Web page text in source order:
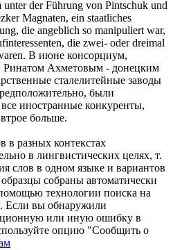
unter der Führung von Pintschuk und
Magnaten, ein staatliches
die angeblich so manipuliert war,
die zwei- oder dreimal
В июне консорциум,
Ринатом Ахметовым - донецким
сталелитейные заводы
были
иностранные конкуренты,
больше.
в разных контекстах
в лингвистических целях, т.
слов в одном языке и вариантов
собраны автоматически
технологии поиска на
Если вы обнаружили
или иную ошибку в
опцию "Сообщить о